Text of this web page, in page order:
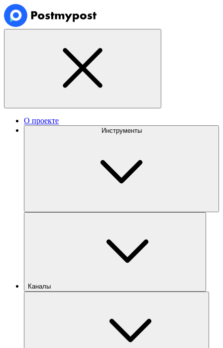
О проекте
Инструменты
Каналы